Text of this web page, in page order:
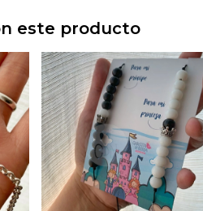
este producto